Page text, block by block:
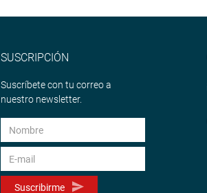
SUSCRIPCIÓN
Suscríbete con tu correo a
nuestro newsletter.
Suscribirme